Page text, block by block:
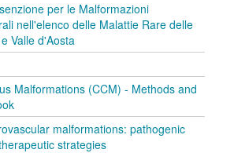
per le Malformazioni
nell'elenco delle Malattie Rare delle
Valle d'Aosta
Malformations (CCM) - Methods and
malformations: pathogenic
strategies